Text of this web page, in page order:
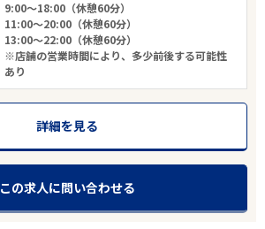
9:00～18:00（休憩60分）
11:00～20:00（休憩60分）
13:00～22:00（休憩60分）
※店舗の営業時間により、多少前後する可能性
あり
詳細を見る
この求人に問い合わせる